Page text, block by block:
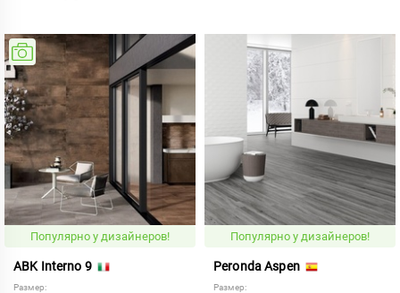
Популярно у дизайнеров!
ABK Interno 9
Размер:
Популярно у дизайнеров!
Peronda Aspen
Размер: